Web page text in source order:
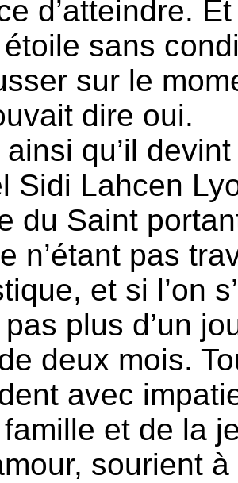
d’atteindre.
sans
sur le
dire oui.
ainsi qu’il
Sidi Lahcen
du Saint
n’étant pas
et si l’on
plus d’un
deux mois.
avec
et de la
sourient